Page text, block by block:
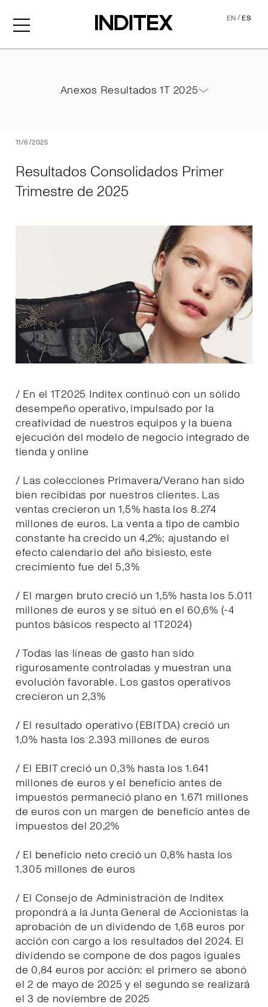
EN/ES
11/6/2025
Resultados Consolidados Primer
Trimestre de 2025
/ En el 1T2025 Inditex continuó con un sólido
desempeño operativo, impulsado por la
creatividad de nuestros equipos y la buena
ejecución del modelo de negocio integrado de
tienda y online
/ Las colecciones Primavera/Verano han sido
bien recibidas por nuestros clientes. Las
ventas crecieron un 1,5% hasta los 8.274
millones de euros. La venta a tipo de cambio
constante ha crecido un 4,2%; ajustando el
efecto calendario del año bisiesto, este
crecimiento fue del 5,3%
/ El margen bruto creció un 1,5% hasta los 5.011
millones de euros y se situó en el 60,6% (-4
puntos básicos respecto al 1T2024)
/ Todas las líneas de gasto han sido
rigurosamente controladas y muestran una
evolución favorable. Los gastos operativos
crecieron un 2,3%
/ El resultado operativo (EBITDA) creció un
1,0% hasta los 2.393 millones de euros
/ El EBIT creció un 0,3% hasta los 1.641
millones de euros y el beneficio antes de
impuestos permaneció plano en 1.671 millones
de euros con un margen de beneficio antes de
impuestos del 20,2%
/ El beneficio neto creció un 0,8% hasta los
1.305 millones de euros
/ El Consejo de Administración de Inditex
propondrá a la Junta General de Accionistas la
aprobación de un dividendo de 1,68 euros por
acción con cargo a los resultados del 2024. El
dividendo se compone de dos pagos iguales
de 0,84 euros por acción: el primero se abonó
el 2 de mayo de 2025 y el segundo se realizará
el 3 de noviembre de 2025
Anexos Resultados 1T 2025